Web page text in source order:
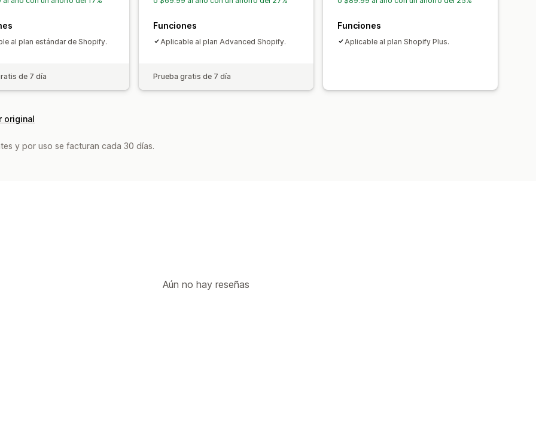
al plan estándar de Shopify.
de 7 día
Funciones
Aplicable al plan Advanced Shopify.
Prueba gratis de 7 día
Funciones
Aplicable al plan Shopify Plus.
original
y por uso se facturan cada 30 días.
Aún no hay reseñas